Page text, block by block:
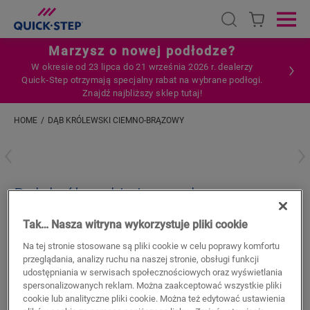
Open search
Marzysz o nowej podłodze?
W okresie od 23 lipca do 21 września 2026 r. dealerzy
Quick‑Step otrzymają specjalny rabat na wybrane podłogi.
Znajdź najbliższy sklep tutaj!
HOME DĄB KRÓLEWSKI CIEMNO-BRĄZOWY
Dąb królewski ciemno-brązowy
AKCESORIA DO PODŁOGI LAMINOWANEJ
LISTWA PRZYPODŁOGOWA PARKIETOWA
QSPSKR04145
Beautiful finish
For your laminate floor
Colourmatched with your floor
Scratch-resistant top layer
Tak… Nasza witryna wykorzystuje pliki cookie
Na tej stronie stosowane są pliki cookie w celu poprawy komfortu
przeglądania, analizy ruchu na naszej stronie, obsługi funkcji
udostępniania w serwisach społecznościowych oraz wyświetlania
spersonalizowanych reklam. Można zaakceptować wszystkie pliki
cookie lub analityczne pliki cookie. Można też edytować ustawienia